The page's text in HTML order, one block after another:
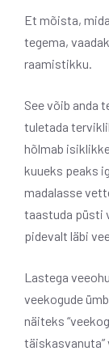
Et mõista,
tegema,
raamistikku.
See võib anda
tuletada
hõlmab
kuueks peaks
madalasse
taastuda püsti
pidevalt läbi
Lastega
veekogude
näiteks
täiskasvanuta”